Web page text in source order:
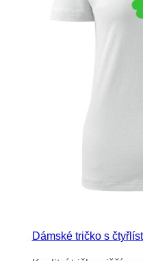
Dámské tričko s